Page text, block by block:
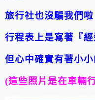
旅行社也沒騙我們啦
行程表上是寫著『
但心中確實有著小
(這些照片是在車輛